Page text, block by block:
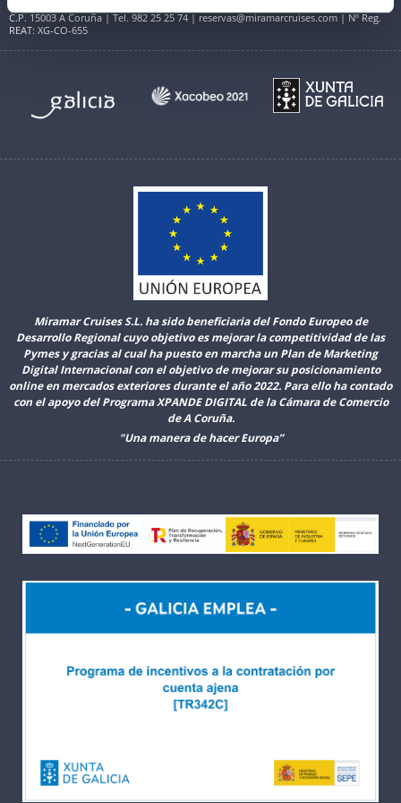
C.P. 15003 A Coruña | Tel. 982 25 25 74 | reservas@miramarcruises.com | Nº Reg.
REAT: XG-CO-655
Miramar Cruises S.L. ha sido beneficiaria del Fondo Europeo de
Desarrollo Regional cuyo objetivo es mejorar la competitividad de las
Pymes y gracias al cual ha puesto en marcha un Plan de Marketing
Digital Internacional con el objetivo de mejorar su posicionamiento
online en mercados exteriores durante el año 2022. Para ello ha contado
con el apoyo del Programa XPANDE DIGITAL de la Cámara de Comercio
de A Coruña.
"Una manera de hacer Europa”